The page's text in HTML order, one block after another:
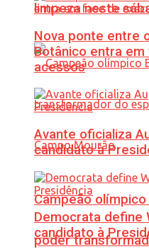
limpeza neste
Campeão
poder
Nova ponte entre
Botânico entra
acessos
Avante oficializa
candidato à
Democrata define
candidato à